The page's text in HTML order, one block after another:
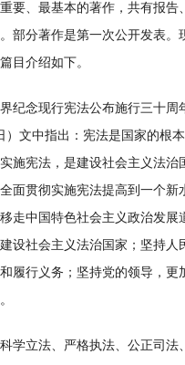
要、最基本的著作，共有报告
部分著作是第一次公开发表。
目介绍如下。
念现行宪法公布施行三十周
）文中指出：宪法是国家的根
施宪法，是建设社会主义法治
面贯彻实施宪法提高到一个新
走中国特色社会主义政治发展
设社会主义法治国家；坚持人
履行义务；坚持党的领导，更
立法、严格执法、公正司法